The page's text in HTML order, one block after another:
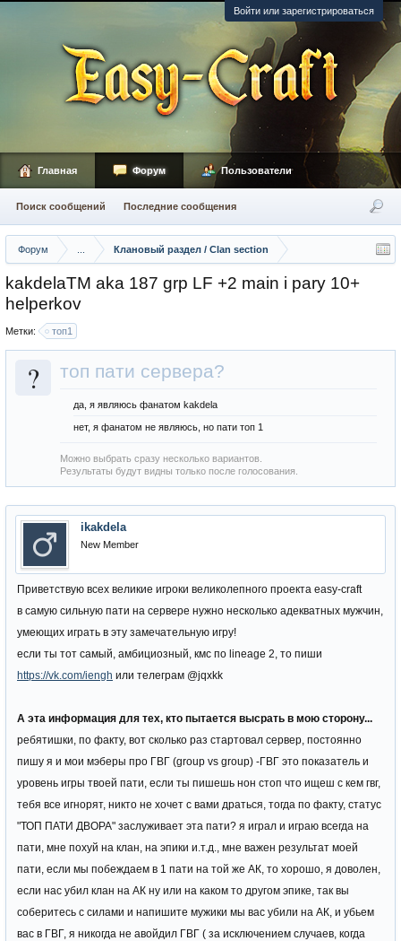
Войти или зарегистрироваться
Форум Клановый раздел / Сlan section
kakdelaTM aka 187 grp LF +2 main i pary 10+
helperkov
Метки: топ1
? топ пати сервера?
да, я являюсь фанатом kakdela
нет, я фанатом не являюсь, но пати топ 1
Можно выбрать сразу несколько вариантов.
Результаты будут видны только после голосования.
ikakdela
New Member
Приветствую всех великие игроки великолепного проекта easy-craft
в самую сильную пати на сервере нужно несколько адекватных мужчин,
умеющих играть в эту замечательную игру!
если ты тот самый, амбициозный, кмс по lineage 2, то пиши
https://vk.com/iengh или телеграм @jqxkk
А эта информация для тех, кто пытается высрать в мою сторону...
ребятишки, по факту, вот сколько раз стартовал сервер, постоянно
пишу я и мои мэберы про ГВГ (group vs group) -ГВГ это показатель и
уровень игры твоей пати, если ты пишешь нон стоп что ищеш с кем гвг,
тебя все игнорят, никто не хочет с вами драться, тогда по факту, статус
"ТОП ПАТИ ДВОРА" заслуживает эта пати? я играл и играю всегда на
пати, мне похуй на клан, на эпики и.т.д., мне важен результат моей
пати, если мы побеждаем в 1 пати на той же АК, то хорошо, я доволен,
если нас убил клан на АК ну или на каком то другом эпике, так вы
соберитесь с силами и напишите мужики мы вас убили на АК, и убьем
вас в ГВГ, я никогда не авойдил ГВГ ( за исключением случаев, когда
Главная Форум
Поиск сообщений Последние сообщения
Пользователи